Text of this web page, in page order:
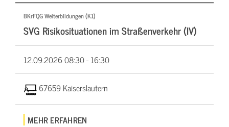
BKrFQG Weiterbildungen (K1)
SVG Risikosituationen im Straßenverkehr (IV)
12.09.202608:30 - 16:30
67659 Kaiserslautern
MEHR ERFAHREN